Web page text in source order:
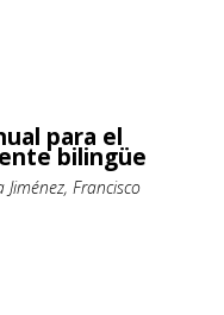
para el
bilingüe
Jiménez, Francisco